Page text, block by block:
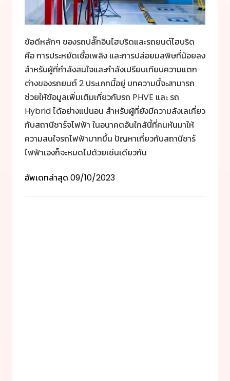
ข้อดีหลักๆ ของรถปลั๊กอินไฮบริดและรถยนต์ไฮบริด
คือ การประหยัดเชื้อเพลิง และการปล่อยมลพิษที่น้อยลง
สำหรับผู้ที่กำลังสนใจและกำลังเปรียบเทียบความแตก
ต่างของรถยนต์ 2 ประเภทนี้อยู่ บทความนี้จะสามารถ
ช่วยให้ข้อมูลเพิ่มเติมเกี่ยวกับรถ PHVE และ รถ
Hybrid ได้อย่างแน่นอน สำหรับผู้ที่ยังมีความลังเลเกี่ยว
กับสถานีชาร์จไฟฟ้า ในอนาคตอันใกล้นี้ที่คนหันมาให้
ความสนใจรถไฟฟ้ามากขึ้น ปัญหาเกี่ยวกับสถานีชาร์
ไฟฟ้าเองก็จะหมดไปด้วยเช่นเดียวกัน
อัพเดทล่าสุด 09/10/2023